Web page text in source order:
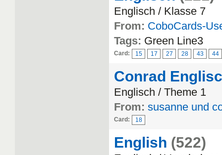
Englisch / Klasse 7
From: CoboCards-
Tags: Green Line3
Card: 15 17 27 28 43 44
Conrad
Englisch / Theme 1
From: susanne und
Card: 18
English (522)